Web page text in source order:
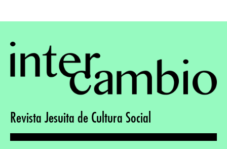
Revista Jesuita de Cultura Social